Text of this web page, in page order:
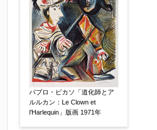
パブロ・ピカソ「道化師とア
ルルカン：Le Clown et
l’Harlequin」版画 1971年